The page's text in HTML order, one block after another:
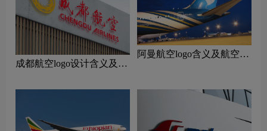
成都航空logo设计含义及设
阿曼航空logo含义及航空品